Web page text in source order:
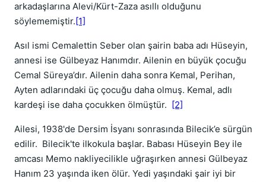
arkadaşlarına Alevi/Kürt-Zaza asıllı olduğunu
söylememiştir.[1]
Asıl ismi Cemalettin Seber olan şairin baba adı Hüseyin,
annesi ise Gülbeyaz Hanımdır. Ailenin en büyük çocuğu
Cemal Süreya’dır. Ailenin daha sonra Kemal, Perihan,
Ayten adlarındaki üç çocuğu daha olmuş. Kemal, adlı
kardeşi ise daha çocukken ölmüştür. [2]
Ailesi, 1938'de Dersim İsyanı sonrasında Bilecik’e sürgün
edilir. Bilecik'te ilkokula başlar. Babası Hüseyin Bey ile
amcası Memo nakliyecilikle uğraşırken annesi Gülbeyaz
Hanım 23 yaşında iken ölür. Yedi yaşındaki şair iyi bir